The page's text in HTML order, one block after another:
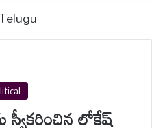
స్వీకరించిన లోకేష్